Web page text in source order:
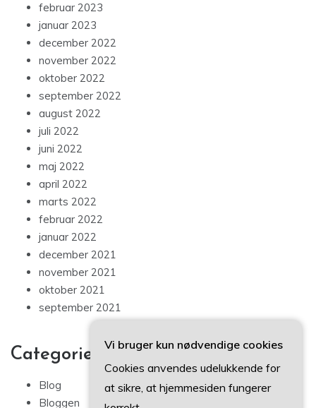
februar 2023
januar 2023
december 2022
november 2022
oktober 2022
september 2022
august 2022
juli 2022
juni 2022
maj 2022
april 2022
marts 2022
februar 2022
januar 2022
december 2021
november 2021
oktober 2021
september 2021
Categories
Blog
Bloggen
Vi bruger kun nødvendige cookies
Cookies anvendes udelukkende for
at sikre, at hjemmesiden fungerer